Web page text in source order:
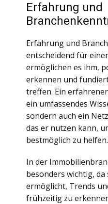
Erfahrung und
Erfahrung und
entscheidend für
ermöglichen es ihm,
erkennen und
treffen. Ein
ein umfassendes
sondern auch ein
das er nutzen kann,
bestmöglich zu helfen.
In der
besonders wichtig,
ermöglicht, Trends
frühzeitig zu